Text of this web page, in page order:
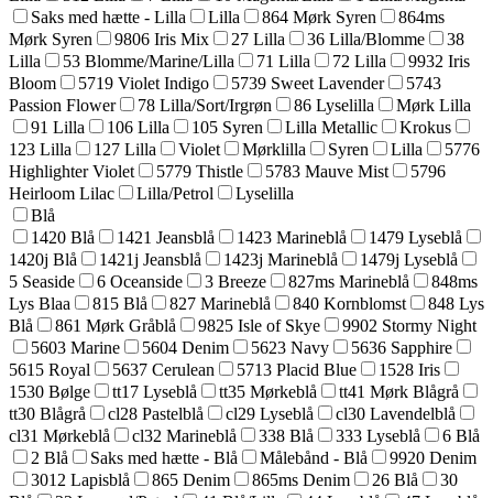
Saks med hætte - Lilla
Lilla 864 Mørk Syren
864ms
Mørk Syren
9806 Iris Mix 27 Lilla 36 Lilla/Blomme
38
Lilla
53 Blomme/Marine/Lilla 71 Lilla 72 Lilla
9932 Iris
Bloom
5719 Violet Indigo 5739 Sweet Lavender
5743
Passion Flower
78 Lilla/Sort/Irgrøn 86 Lyselilla
Mørk Lilla
91 Lilla
106 Lilla 105 Syren Lilla Metallic
Krokus
123 Lilla
127 Lilla Violet Mørklilla Syren Lilla
5776
Highlighter Violet
5779 Thistle 5783 Mauve Mist
5796
Heirloom Lilac
Lilla/Petrol
Lyselilla
Blå
1420 Blå
1421 Jeansblå 1423 Marineblå
1479 Lyseblå
1420j Blå
1421j Jeansblå 1423j Marineblå
1479j Lyseblå
5 Seaside
6 Oceanside 3 Breeze 827ms Marineblå
848ms
Lys Blaa
815 Blå 827 Marineblå 840 Kornblomst
848 Lys
Blå
861 Mørk Gråblå 9825 Isle of Skye
9902 Stormy Night
5603 Marine
5604 Denim 5623 Navy
5636 Sapphire
5615 Royal
5637 Cerulean 5713 Placid Blue
1528 Iris
1530 Bølge
tt17 Lyseblå tt35 Mørkeblå
tt41 Mørk Blågrå
tt30 Blågrå
cl28 Pastelblå cl29 Lyseblå
cl30 Lavendelblå
cl31 Mørkeblå
cl32 Marineblå 338 Blå 333 Lyseblå
6 Blå
2 Blå
Saks med hætte - Blå Målebånd - Blå
9920 Denim
3012 Lapisblå
865 Denim 865ms Denim 26 Blå
30